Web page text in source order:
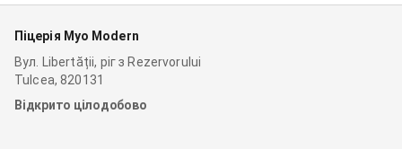
Піцерія Myo Modern
Вул. Libertății, ріг з Rezervorului
Tulcea, 820131
Відкрито цілодобово